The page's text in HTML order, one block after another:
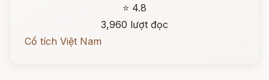
⭐ 4.8
3,960 lượt đọc
Cổ tích Việt Nam